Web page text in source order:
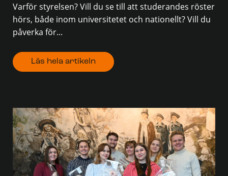
Varför styrelsen? Vill du se till att studerandes röster
hörs, både inom universitetet och nationellt? Vill du
påverka för...
Läs hela artikeln